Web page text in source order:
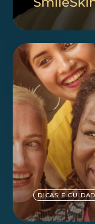
DICAS E